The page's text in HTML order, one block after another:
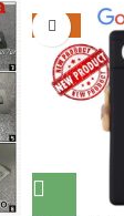
-43%